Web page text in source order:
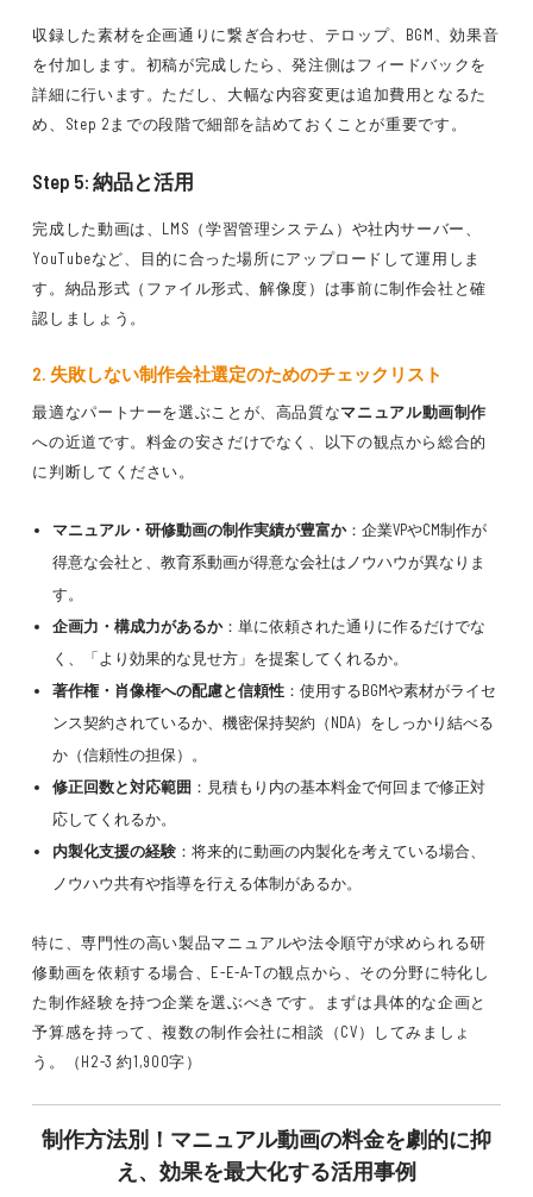
収録した素材を企画通りに繋ぎ合わせ、テロップ、BGM、効果音
を付加します。初稿が完成したら、発注側はフィードバックを
詳細に行います。ただし、大幅な内容変更は追加費用となるた
め、Step 2までの段階で細部を詰めておくことが重要です。
Step 5: 納品と活用
完成した動画は、LMS（学習管理システム）や社内サーバー、
YouTubeなど、目的に合った場所にアップロードして運用しま
す。納品形式（ファイル形式、解像度）は事前に制作会社と確
認しましょう。
2. 失敗しない制作会社選定のためのチェックリスト
最適なパートナーを選ぶことが、高品質なマニュアル動画制作
への近道です。料金の安さだけでなく、以下の観点から総合的
に判断してください。
マニュアル・研修動画の制作実績が豊富か：企業VPやCM制作が
得意な会社と、教育系動画が得意な会社はノウハウが異なりま
す。
企画力・構成力があるか：単に依頼された通りに作るだけでな
く、「より効果的な見せ方」を提案してくれるか。
著作権・肖像権への配慮と信頼性：使用するBGMや素材がライセ
ンス契約されているか、機密保持契約（NDA）をしっかり結べる
か（信頼性の担保）。
修正回数と対応範囲 ：見積もり内の基本料金で何回まで修正対
応してくれるか。
内製化支援の経験：将来的に動画の内製化を考えている場合、
ノウハウ共有や指導を行える体制があるか。
特に、専門性の高い製品マニュアルや法令順守が求められる研
修動画を依頼する場合、E-E-A-Tの観点から、その分野に特化し
た制作経験を持つ企業を選ぶべきです。まずは具体的な企画と
予算感を持って、複数の制作会社に相談（CV）してみましょ
う。（H2-3 約1,900字）
制作方法別！マニュアル動画の料金を劇的に抑
え、効果を最大化する活用事例